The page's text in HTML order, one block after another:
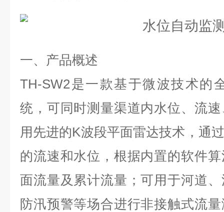
一、产品概述
TH-SW2是一款基于微波技术的
统，可同时测量渠道内水位、流
用先进的K波段平面雷达技术，通
的流速和水位，根据内置的软件
面流量及累计流量；可用于河道
防汛预警等场合进行非接触式流